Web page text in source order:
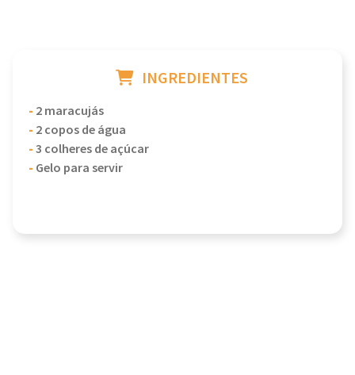
INGREDIENTES
- 2 maracujás
- 2 copos de água
-3 colheres de açúcar
- Gelo para servir